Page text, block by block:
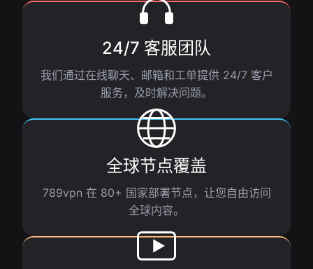
24/7 客服团队
我们通过在线聊天、邮箱和工单提供 24/7 客户
服务，及时解决问题。
全球节点覆盖
789vpn 在 80+ 国家部署节点，让您自由访问
全球内容。